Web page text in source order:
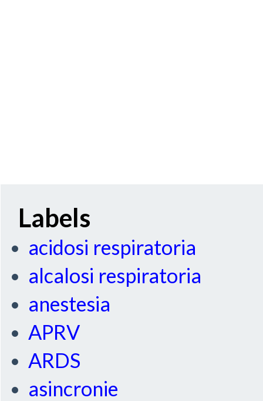
Labels
acidosi respiratoria
alcalosi respiratoria
anestesia
APRV
ARDS
asincronie